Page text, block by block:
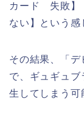
カード 失敗】
ない】という感
その結果、「デ
で、ギュギュブ
生してしまう可